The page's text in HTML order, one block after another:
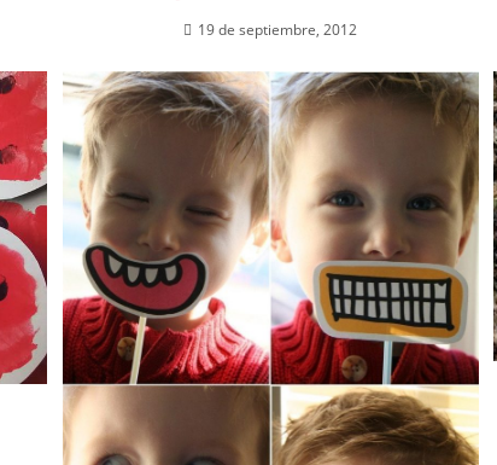
19 de septiembre, 2012